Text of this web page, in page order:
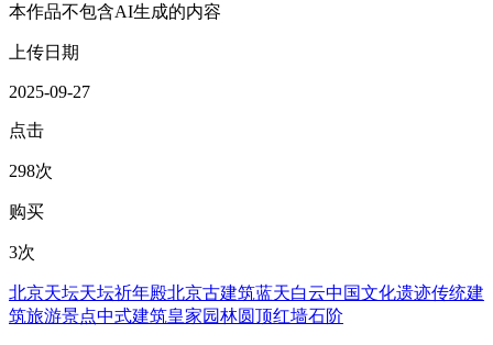
本作品不包含AI生成的内容
上传日期
2025-09-27
点击
298次
购买
3次
北京天坛天坛祈年殿北京古建筑蓝天白云中国文化遗迹传统建
筑旅游景点中式建筑皇家园林圆顶红墙石阶